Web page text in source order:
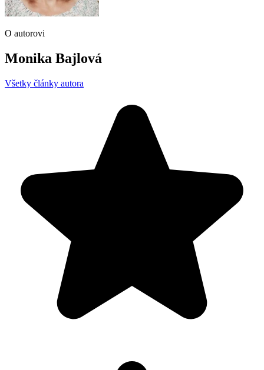
O autorovi
Monika Bajlová
Všetky články autora